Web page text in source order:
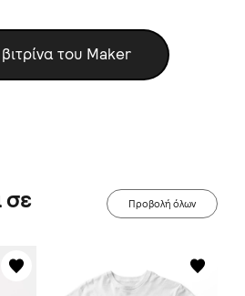
του Maker
σε Προβολή όλων